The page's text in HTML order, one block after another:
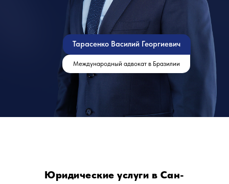
Международный адвокат в Бразилии
Тарасенко Василий Георгиевич
Юридические услуги в Сан-